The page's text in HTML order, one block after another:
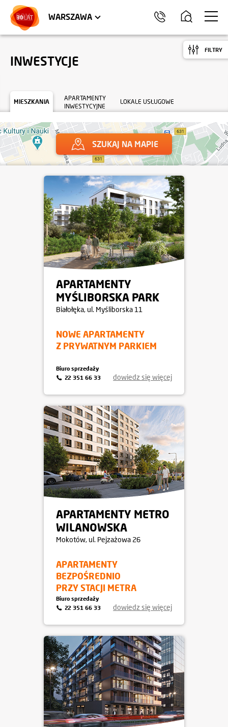
WARSZAWA
HEL
INWESTYCJE
MIESZKANIA
APARTAMENTY
INWESTYCYJNE
LOKALE USŁUGOWE
SZUKAJ NA MAPIE
FILTRY
APARTAMENTY
MYŚLIBORSKA PARK
Białołęka, ul. Myśliborska 11
NOWE APARTAMENTY
Z PRYWATNYM PARKIEM
dowiedz się więcej
Biuro sprzedaży
22 351 66 33
APARTAMENTY METRO
WILANOWSKA
Mokotów, ul. Pejzażowa 26
APARTAMENTY
BEZPOŚREDNIO
PRZY STACJI METRA
dowiedz się więcej
Biuro sprzedaży
22 351 66 33